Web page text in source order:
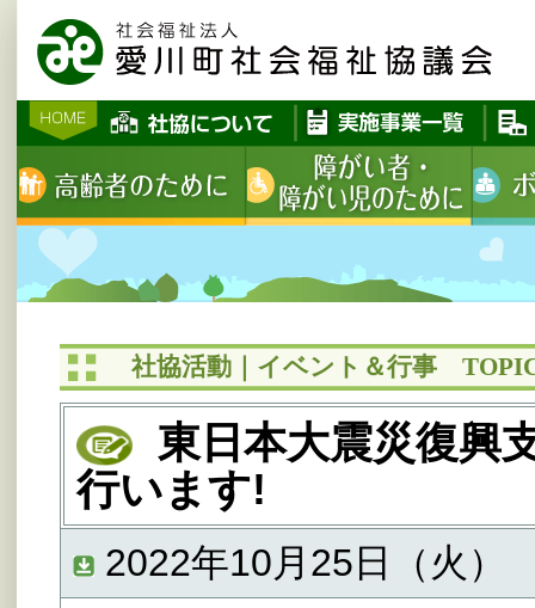
社協活動｜イベント＆行事
東日本大震災復興
行います!
2022年10月25日（火）